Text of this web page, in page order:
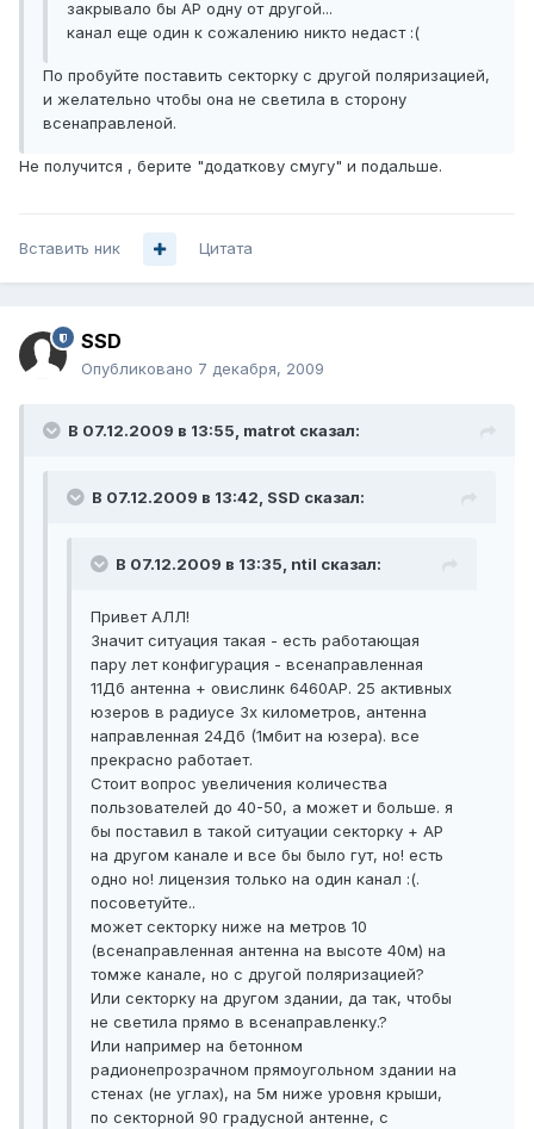
закрывало бы АР одну от другой...
канал еще один к сожалению никто недаст :(
По пробуйте поставить секторку с другой поляризацией,
и желательно чтобы она не светила в сторону
всенаправленой.
Не получится , берите "додаткову смугу" и подальше.
Вставить ник Цитата
SSD
Опубликовано 7 декабря, 2009
В 07.12.2009 в 13:55, matrot сказал:
В 07.12.2009 в 13:42, SSD сказал:
В 07.12.2009 в 13:35, ntil сказал:
Привет АЛЛ!
Значит ситуация такая - есть работающая
пару лет конфигурация - всенаправленная
11Дб антенна + овислинк 6460АР. 25 активных
юзеров в радиусе 3х километров, антенна
направленная 24Дб (1мбит на юзера). все
прекрасно работает.
Стоит вопрос увеличения количества
пользователей до 40-50, а может и больше. я
бы поставил в такой ситуации секторку + АР
на другом канале и все бы было гут, но! есть
одно но! лицензия только на один канал :(.
посоветуйте..
может секторку ниже на метров 10
(всенаправленная антенна на высоте 40м) на
томже канале, но с другой поляризацией?
Или секторку на другом здании, да так, чтобы
не светила прямо в всенаправленку.?
Или например на бетонном
радионепрозрачном прямоугольном здании на
стенах (не углах), на 5м ниже уровня крыши,
по секторной 90 градусной антенне, с